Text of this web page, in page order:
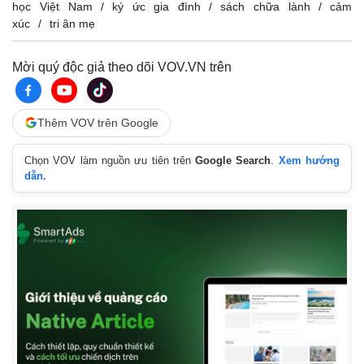
học Việt Nam ký ức gia đình sách chữa lành
cảm
xúc
tri ân mẹ
Mời quý độc giả theo dõi VOV.VN trên
Thêm VOV trên Google
Chọn VOV làm nguồn ưu tiên trênGoogle Search
Xem hướng
dẫn.